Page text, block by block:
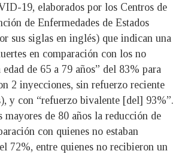
19, elaborados por los Centros de
de Enfermedades de Estados
sus siglas en inglés) que indican una
en comparación con los no
edad de 65 a 79 años” del 83% para
2 inyecciones, sin refuerzo reciente
y con “refuerzo bivalente [del] 93%”.
mayores de 80 años la reducción de
con quienes no estaban
72%, entre quienes no recibieron un